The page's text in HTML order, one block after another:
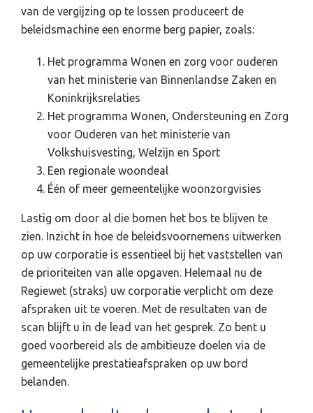
van de vergijzing op te lossen produceert de
beleidsmachine een enorme berg papier, zoals:
Het programma Wonen en zorg voor ouderen
van het ministerie van Binnenlandse Zaken en
Koninkrijksrelaties
Het programma Wonen, Ondersteuning en Zorg
voor Ouderen van het ministerie van
Volkshuisvesting, Welzijn en Sport
Een regionale woondeal
Één of meer gemeentelijke woonzorgvisies
Lastig om door al die bomen het bos te blijven te
zien. Inzicht in hoe de beleidsvoornemens uitwerken
op uw corporatie is essentieel bij het vaststellen van
de prioriteiten van alle opgaven. Helemaal nu de
Regiewet (straks) uw corporatie verplicht om deze
afspraken uit te voeren. Met de resultaten van de
scan blijft u in de lead van het gesprek. Zo bent u
goed voorbereid als de ambitieuze doelen via de
gemeentelijke prestatieafspraken op uw bord
belanden.